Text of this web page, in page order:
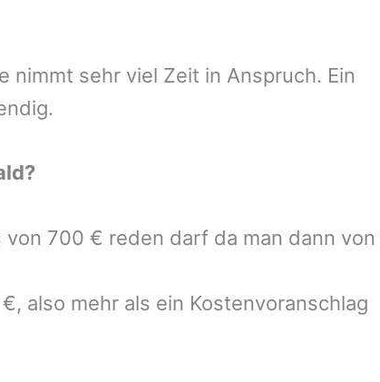
nimmt sehr viel Zeit in Anspruch. Ein
?
700 € reden darf da man dann von
also mehr als ein Kostenvoranschlag